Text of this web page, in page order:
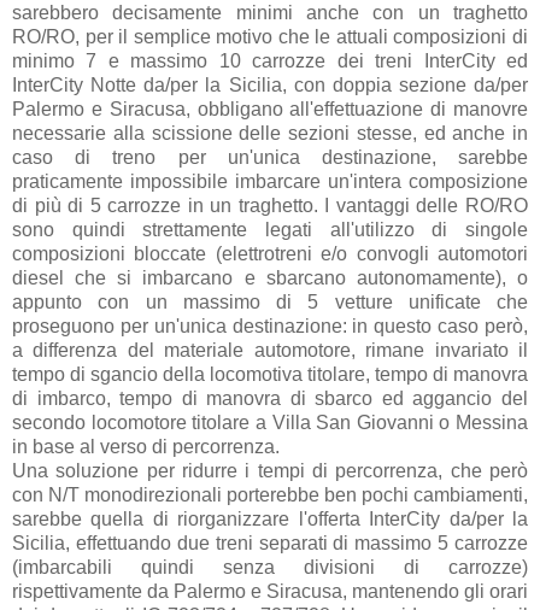
sarebbero decisamente minimi anche con un traghetto
RO/RO, per il semplice motivo che le attuali composizioni di
minimo 7 e massimo 10 carrozze dei treni InterCity ed
InterCity Notte da/per la Sicilia, con doppia sezione da/per
Palermo e Siracusa, obbligano all'effettuazione di manovre
necessarie alla scissione delle sezioni stesse, ed anche in
caso di treno per un'unica destinazione, sarebbe
praticamente impossibile imbarcare un'intera composizione
di più di 5 carrozze in un traghetto. I vantaggi delle RO/RO
sono quindi strettamente legati all'utilizzo di singole
composizioni bloccate (elettrotreni e/o convogli automotori
diesel che si imbarcano e sbarcano autonomamente), o
appunto con un massimo di 5 vetture unificate che
proseguono per un'unica destinazione: in questo caso però,
a differenza del materiale automotore, rimane invariato il
tempo di sgancio della locomotiva titolare, tempo di manovra
di imbarco, tempo di manovra di sbarco ed aggancio del
secondo locomotore titolare a Villa San Giovanni o Messina
in base al verso di percorrenza.
Una soluzione per ridurre i tempi di percorrenza, che però
con N/T monodirezionali porterebbe ben pochi cambiamenti,
sarebbe quella di riorganizzare l'offerta InterCity da/per la
Sicilia, effettuando due treni separati di massimo 5 carrozze
(imbarcabili quindi senza divisioni di carrozze)
rispettivamente da Palermo e Siracusa, mantenendo gli orari